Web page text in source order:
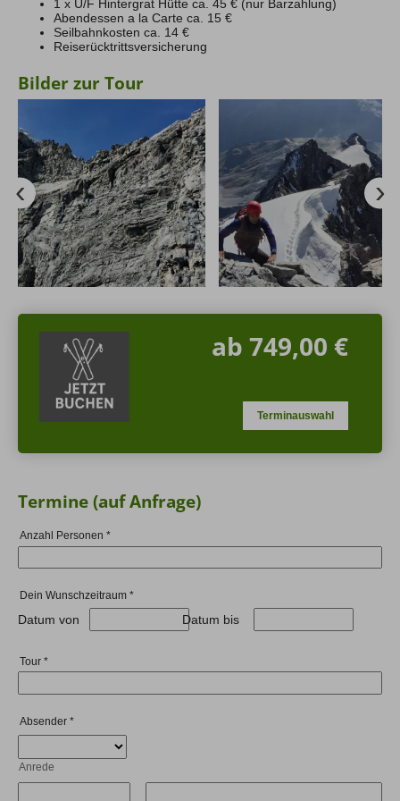
nach Sulden.
1 x Ü/F Hintergrat Hütte ca. 45 € (nur Barzahlung)
Abendessen a la Carte ca. 15 €
Seilbahnkosten ca. 14 €
Reiserücktrittsversicherung
Bilder zur Tour
ab 749,00 €
Terminauswahl
Termine (auf Anfrage)
Anzahl Personen *
Dein Wunschzeitraum *
Datum von Datum bis
Tour *
Absender *
Anrede